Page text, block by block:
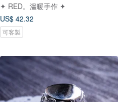
✦ RED。溫暖手作 ✦
US$ 42.32
可客製